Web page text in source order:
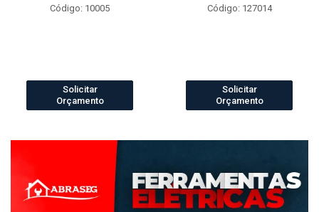
Código: 10005
Solicitar
Orçamento
Código: 127014
Solicitar
Orçamento